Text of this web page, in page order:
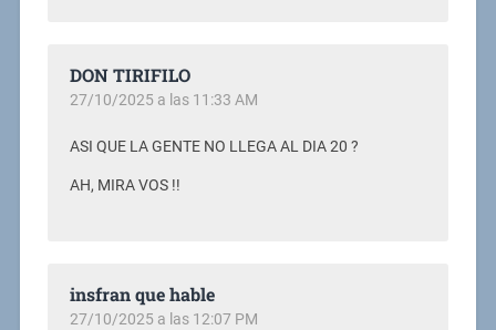
DON TIRIFILO
27/10/2025 a las 11:33 AM
ASI QUE LA GENTE NO LLEGA AL DIA 20 ?
AH, MIRA VOS !!
insfran que hable
27/10/2025 a las 12:07 PM